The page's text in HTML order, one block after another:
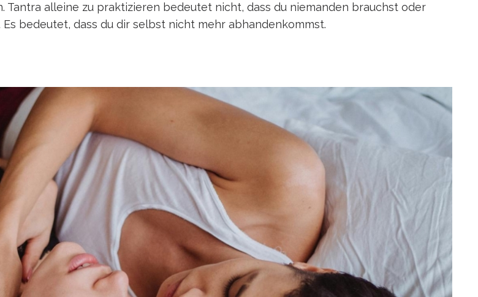
alleine zu praktizieren bedeutet nicht, dass du niemanden brauchst oder
bedeutet, dass du dir selbst nicht mehr abhandenkommst.